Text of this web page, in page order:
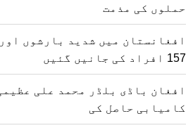
حملوں کی مذمت
افغانستان میں شدید بارشوں
157 افراد کی جانیں گئیں
افغان باڈی بلڈر محمد علی
کامیابی حاصل کی